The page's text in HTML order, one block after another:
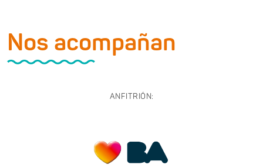
Nos acompañan
ANFITRIÓN: